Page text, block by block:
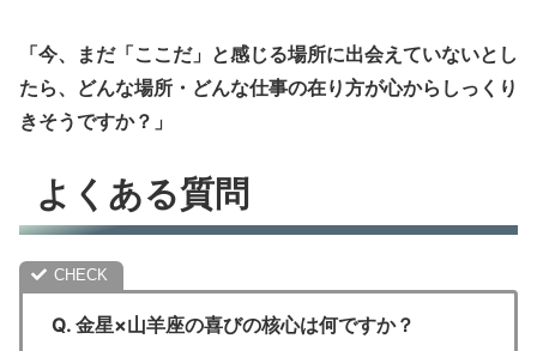
「今、まだ「ここだ」と感じる場所に出会えていないとし
たら、どんな場所・どんな仕事の在り方が心からしっくり
きそうですか？」
よくある質問
Q. 金星×山羊座の喜びの核心は何ですか？